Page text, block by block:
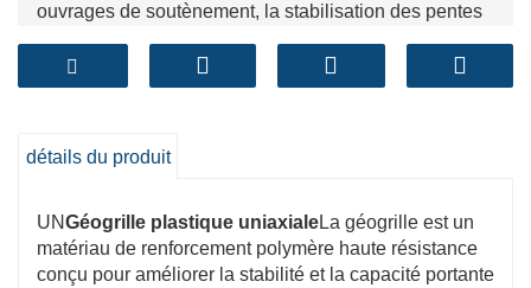
ouvrages de soutènement, la stabilisation des pentes
démontre
durabilité à long terme supérieure à 75
ansen conditions enterrées et avec des performances
déformation supérieurs, les géogrilles uniaxiales
accruesdans les projets de génie civil et
environnemental.
détails du produit
UNGéogrille plastique uniaxialeLa géogrille est un
matériau de renforcement polymère haute résistance
conçu pour améliorer la stabilité et la capacité portante